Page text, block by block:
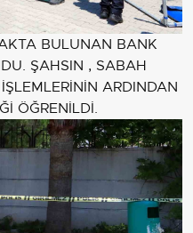
BULUNAN BANK
ŞAHSIN , SABAH
ARDINDAN
ÖĞRENİLDİ.